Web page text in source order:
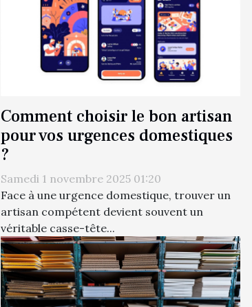
Comment choisir le bon artisan
pour vos urgences domestiques
?
Samedi 1 novembre 2025 01:20
Face à une urgence domestique, trouver un
artisan compétent devient souvent un
véritable casse-tête...